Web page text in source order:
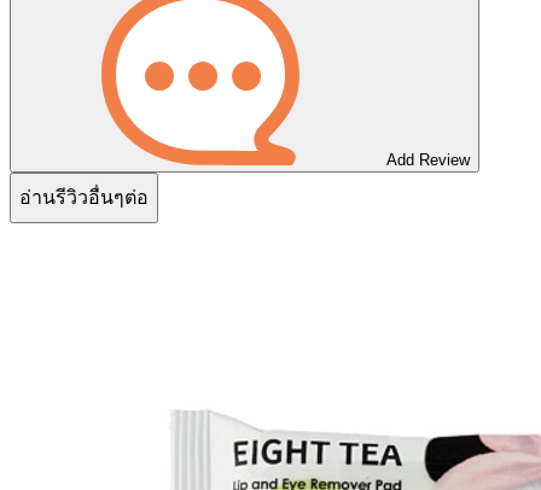
Add Review
อ่านรีวิวอื่นๆต่อ